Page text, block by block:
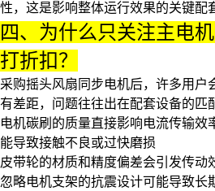
性，这是影响整体运行效果的关键配
四、为什么只关注主电
打折扣？
采购摇头风扇同步电机后，许多用户
有差距，问题往往出在配套设备的匹
电机碳刷 的质量直接影响电流传输效
能导致接触不良或过快磨损
皮带轮的材质和精度偏差会引发传动
忽略电机支架的抗震设计可能导致长